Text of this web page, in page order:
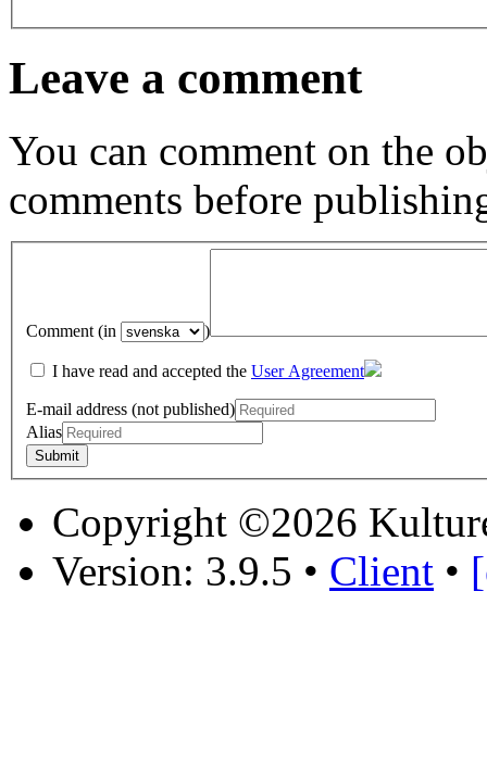
Leave a comment
You can comment on the
comments before
Comment (in )
I have read and accepted the User Agreement
E-mail address (not published)
Alias
Copyright ©2026
Version: 3.9.5 • Client •